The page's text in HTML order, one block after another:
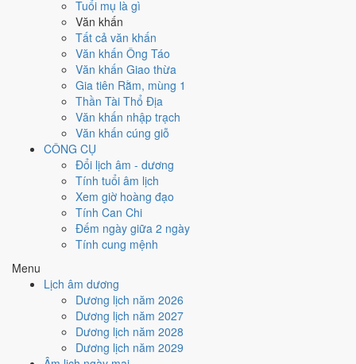
Tuổi mụ là gì
Văn khấn
Tất cả văn khấn
Văn khấn Ông Táo
Văn khấn Giao thừa
Gia tiên Rằm, mùng 1
Thần Tài Thổ Địa
Văn khấn nhập trạch
Văn khấn cúng giỗ
CÔNG CỤ
Đổi lịch âm - dương
Tính tuổi âm lịch
Xem giờ hoàng đạo
Tính Can Chi
Đếm ngày giữa 2 ngày
Tính cung mệnh
Menu
Lịch âm dương
Dương lịch năm 2026
Dương lịch năm 2027
Dương lịch năm 2028
Dương lịch năm 2029
Ngày 18/2/2027 đạt7.4/10trung bình cho 7 việc chính: cao nhất là
Khai trương - mở cửa hàng (9/10)
. Trực Mãn (ngày đầy đủ, viên mãn nhưng dễ phát sinh
thừa) nhưng gặp Sao Kim Quỹ hoàng đạo nên điểm từng việc chênh
nhau như bảng dưới.
Cưới hỏi - đính hôn
Trung bình
Cưới hỏi - đính hôn hôm nay ở
Ngày Hoàng Đạo
Cách tính ngày tốt
Khai trương - mở cửa hàng
Rất tốt
Khai trương - mở cửa hàng hôm nay ở
Trực Mãn và Ngày Hoàng Đạo
🤝
Ký hợp đồng - giao ước
6
/10Tốt
Ký hợp đồng - giao ước hôm nay ở
Ngày Hoàng Đạo.
Cách tính ngày tốt